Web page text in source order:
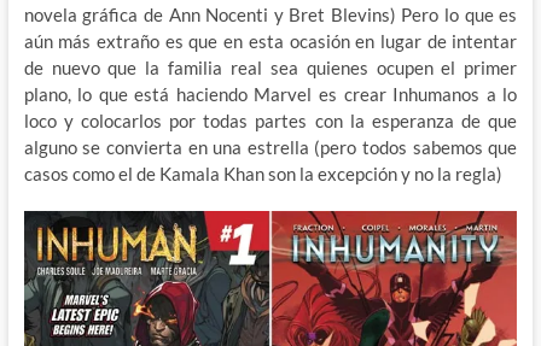
novela gráfica de Ann Nocenti y Bret Blevins) Pero lo que es
aún más extraño es que en esta ocasión en lugar de intentar
de nuevo que la familia real sea quienes ocupen el primer
plano, lo que está haciendo Marvel es crear Inhumanos a lo
loco y colocarlos por todas partes con la esperanza de que
alguno se convierta en una estrella (pero todos sabemos que
casos como el de Kamala Khan son la excepción y no la regla)